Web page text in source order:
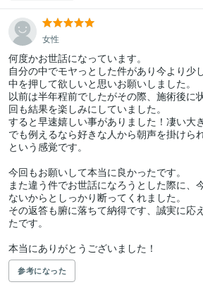
女性
何度かお世話になっています。
自分の中でモヤっとした件があり今より少
中を押して欲しいと思いお願いしました。
以前は半年程前でしたがその際、施術後に
回も結果を楽しみにしていました。
すると早速嬉しい事がありました！凄い大
でも例えるなら好きな人から朝声を掛けら
という感覚です。
今回もお願いして本当に良かったです。
また違う件でお世話になろうとした際に、
ないからとしっかり断ってくれました。
その返答も腑に落ちて納得です、誠実に応
たです。
本当にありがとうございました！
参考になった